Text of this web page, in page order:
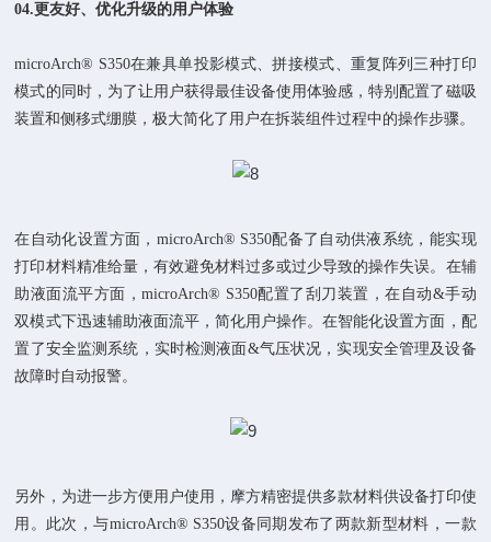
04.更友好、优化升级的用户体验
microArch® S350在兼具单投影模式、拼接模式、重复阵列三种打印
模式的同时，为了让用户获得最佳设备使用体验感，特别配置了磁吸
装置和侧移式绷膜，极大简化了用户在拆装组件过程中的操作步骤。
在自动化设置方面，microArch® S350配备了自动供液系统，能实现
打印材料精准给量，有效避免材料过多或过少导致的操作失误。在辅
助液面流平方面，microArch® S350配置了刮刀装置，在自动&手动
双模式下迅速辅助液面流平，简化用户操作。在智能化设置方面，配
置了安全监测系统，实时检测液面&气压状况，实现安全管理及设备
故障时自动报警。
另外，为进一步方便用户使用，摩方精密提供多款材料供设备打印使
用。此次，与microArch® S350设备同期发布了两款新型材料，一款